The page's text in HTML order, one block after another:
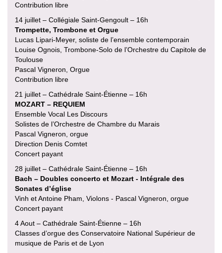
Contribution libre
14 juillet – Collégiale Saint-Gengoult – 16h
Trompette, Trombone et Orgue
Lucas Lipari-Meyer, soliste de l’ensemble contemporain
Louise Ognois, Trombone-Solo de l’Orchestre du Capitole de
Toulouse
Pascal Vigneron, Orgue
Contribution libre
21 juillet – Cathédrale Saint-Étienne – 16h
MOZART – REQUIEM
Ensemble Vocal Les Discours
Solistes de l’Orchestre de Chambre du Marais
Pascal Vigneron, orgue
Direction Denis Comtet
Concert payant
28 juillet – Cathédrale Saint-Étienne – 16h
Bach – Doubles concerto et Mozart - Intégrale des
Sonates d’église
Vinh et Antoine Pham, Violons - Pascal Vigneron, orgue
Concert payant
4 Aout – Cathédrale Saint-Étienne – 16h
Classes d’orgue des Conservatoire National Supérieur de
musique de Paris et de Lyon